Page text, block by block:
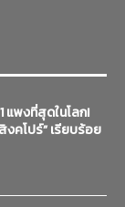
แพงที่สุดในโลก!
งคโปร์” เรียบร้อย